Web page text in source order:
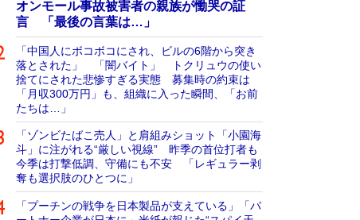
オンモール事故被害者の親族が慟哭の証
言 「最後の言葉は…」
「中国人にボコボコにされ、ビルの6階から突き
落とされた」 「闇バイト」 トクリュウの使い
捨てにされた悲惨すぎる実態 募集時の約束は
「月収300万円」も、組織に入った瞬間、「お前
たちは…」
「ゾンビたばこ売人」と肩組みショット「小園海
斗」に注がれる“厳しい視線” 昨季の首位打者も
今季は打撃低調、守備にも不安 「レギュラー剥
奪も選択肢のひとつに」
「プーチンの戦争を日本製品が支えている」「パ